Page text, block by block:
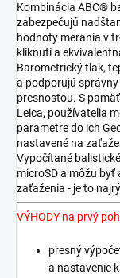
Kombinácia ABC®
zabezpečujú
hodnoty merania v
kliknutí a
Barometrický tlak,
a podporujú
presnosťou. S
Leica, používatelia
parametre do ich
nastavené na
Vypočítané
microSD a môžu
zaťaženia - je to
VÝHODY na prvý
presný
a nastavenie